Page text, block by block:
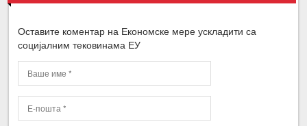
Оставите коментар на Економске мере ускладити са
социјалним тековинама ЕУ